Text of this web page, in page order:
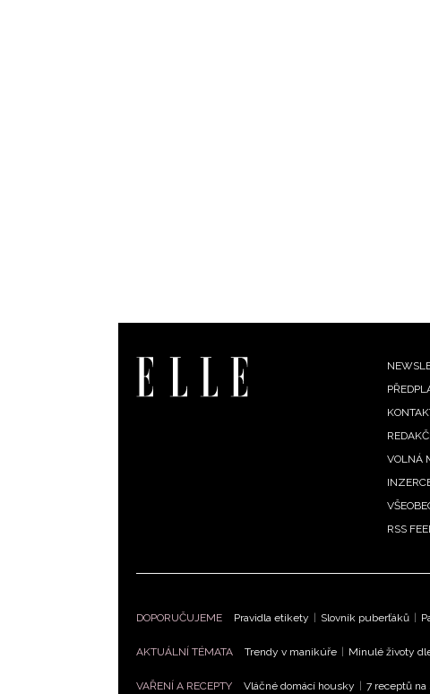
VOLNÁ
RSS
DOPORUČUJEME Pravidla etikety Slovník puberťáků
AKTUÁLNÍ TÉMATA Trendy v manikúře Minulé životy
VAŘENÍ A RECEPTY Vláčné domácí housky 7 receptů na